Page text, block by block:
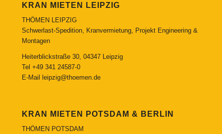
KRAN MIETEN LEIPZIG
THÖMEN LEIPZIG
Schwerlast-Spedition, Kranvermietung, Projekt Engineering &
Montagen
Heiterblickstraße 30, 04347 Leipzig
Tel +49 341 24587-0
E-Mail
leipzig@thoemen.de
KRAN MIETEN POTSDAM & BERLIN
THÖMEN POTSDAM